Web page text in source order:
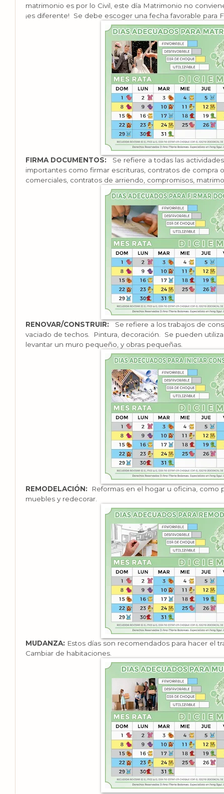
matrimonio es por lo Civil, este día Matrimonio no
¡es diferente! Se debe escoger una fecha favorable para
FIRMA DOCUMENTOS: Se refiere a todas las
importantes como firmar escrituras, contratos de compra
comerciales, contratos de arriendo, compromisos,
RENOVAR/CONSTRUIR: Se refiere a los trabajos de
vaciado de techos. Pintura, decoración. Se pueden
levantar un muro pequeño, y obras pequeñas.
REMODELACIÓN: Reformas en el hogar u oficina, como
muebles y redecorar.
MUDANZA: Estos días son recomendados para hacer el
Cambiar de habitaciones.